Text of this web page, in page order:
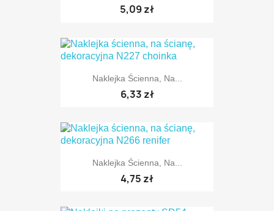
TYLKO ONLINE
5,09 zł
Naklejka Ścienna, Na...
6,33 zł
TYLKO ONLINE
Naklejka Ścienna, Na...
4,75 zł